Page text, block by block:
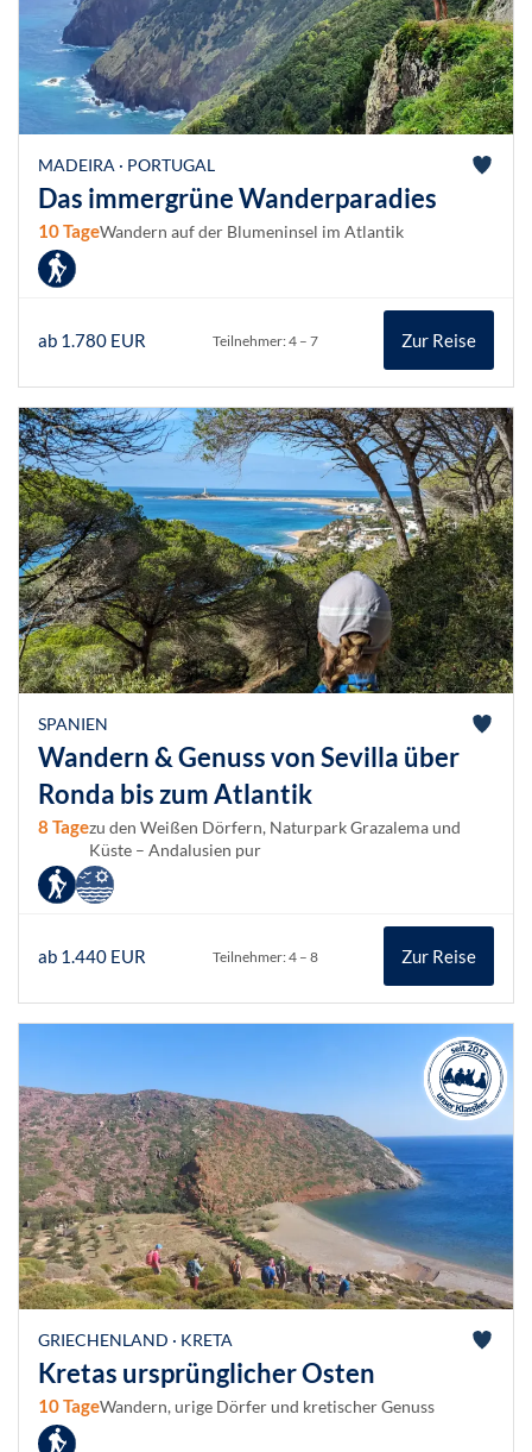
MADEIRA · PORTUGAL
Das immergrüne Wanderparadies
10 TageWandern auf der Blumeninsel im Atlantik
ab 1.780 EUR Teilnehmer: 4 – 7 Zur Reise
SPANIEN
Wandern & Genuss von Sevilla über
Ronda bis zum Atlantik
8 Tagezu den Weißen Dörfern, Naturpark Grazalema und
Küste – Andalusien pur
ab 1.440 EUR Teilnehmer: 4 – 8 Zur Reise
GRIECHENLAND · KRETA
Kretas ursprünglicher Osten
10 TageWandern, urige Dörfer und kretischer Genuss